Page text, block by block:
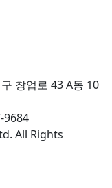
창업로 43 A동 10
9684
All Rights